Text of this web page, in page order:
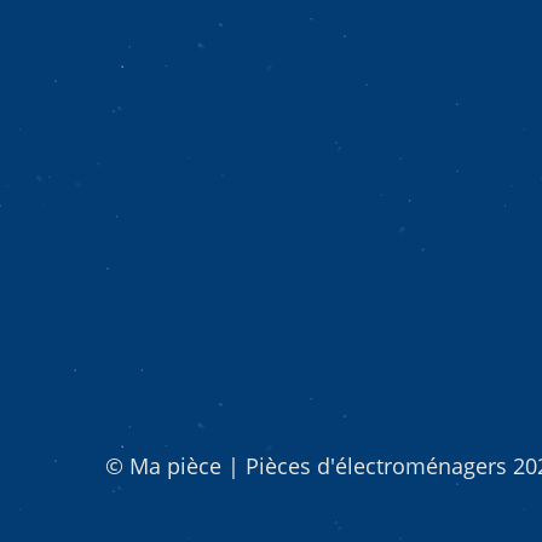
© Ma pièce | Pièces d'électroménagers